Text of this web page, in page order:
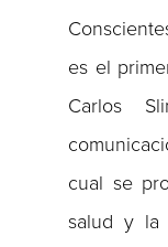
es el
Carlos
cual se
salud y la